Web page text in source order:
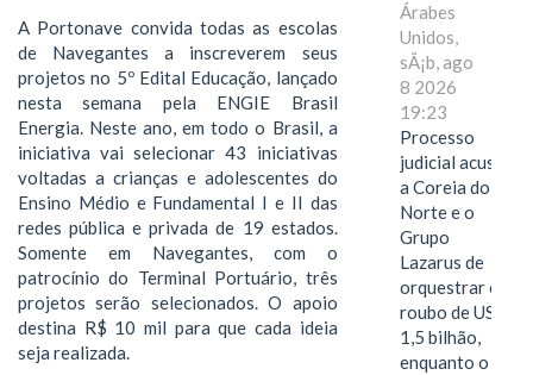
A Portonave convida todas as escolas
de Navegantes a inscreverem seus
projetos no 5º Edital Educação, lançado
nesta semana pela ENGIE Brasil
Energia. Neste ano, em todo o Brasil, a
iniciativa vai selecionar 43 iniciativas
voltadas a crianças e adolescentes do
Ensino Médio e Fundamental I e II das
redes pública e privada de 19 estados.
Somente em Navegantes, com o
patrocínio do Terminal Portuário, três
projetos serão selecionados. O apoio
destina R$ 10 mil para que cada ideia
seja realizada.
Árabes
Unidos,
sÃ¡b, ago
8 2026
19:23
Processo
judicial acusa
a Coreia do
Norte e o
Grupo
Lazarus de
orquestrar o
roubo de US$
1,5 bilhão,
enquanto o